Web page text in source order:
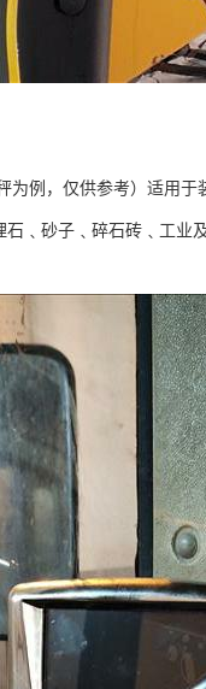
例，仅供参考）适用
﹑砂子﹑碎石砖﹑工业